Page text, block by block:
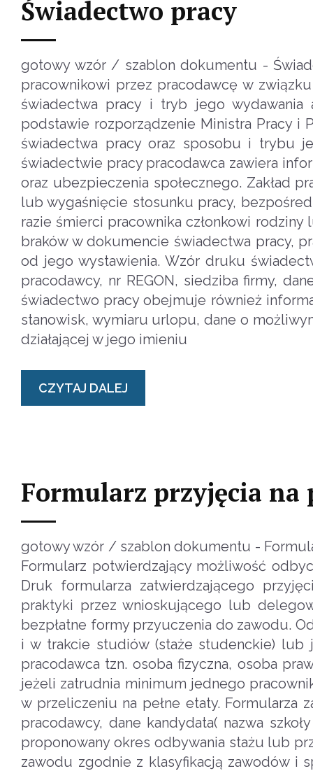
Świadectwo pracy
gotowy wzór / szablon dokumentu -
pracownikowi przez pracodawcę w
świadectwa pracy i tryb jego
podstawie rozporządzenie Ministra Pracy i
świadectwa pracy oraz sposobu i trybu
świadectwie pracy pracodawca zawiera
oraz ubezpieczenia społecznego. Zakład
lub wygaśnięcie stosunku pracy,
razie śmierci pracownika członkowi
braków w dokumencie świadectwa pracy,
od jego wystawienia. Wzór druku
pracodawcy, nr REGON, siedziba firmy,
świadectwo pracy obejmuje również
stanowisk, wymiaru urlopu, dane o
działającej w jego imieniu
CZYTAJ DALEJ
Formularz przyjęcia
gotowy wzór / szablon dokumentu -
Formularz potwierdzający możliwość
Druk formularza zatwierdzającego
praktyki przez wnioskującego lub
bezpłatne formy przyuczenia do zawodu.
i w trakcie studiów (staże studenckie) lub
pracodawca tzn. osoba fizyczna, osoba
jeżeli zatrudnia minimum jednego
w przeliczeniu na pełne etaty. Formularza
pracodawcy, dane kandydata( nazwa
proponowany okres odbywania stażu lub
zawodu zgodnie z klasyfikacją zawodów i